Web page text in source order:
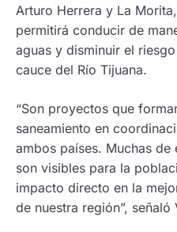
Arturo Herrera y La
permitirá conducir de
aguas y disminuir el
cauce del Río Tijuana.
“Son proyectos que
saneamiento en
ambos países. Muchas
son visibles para la
impacto directo en la
de nuestra región”, señaló